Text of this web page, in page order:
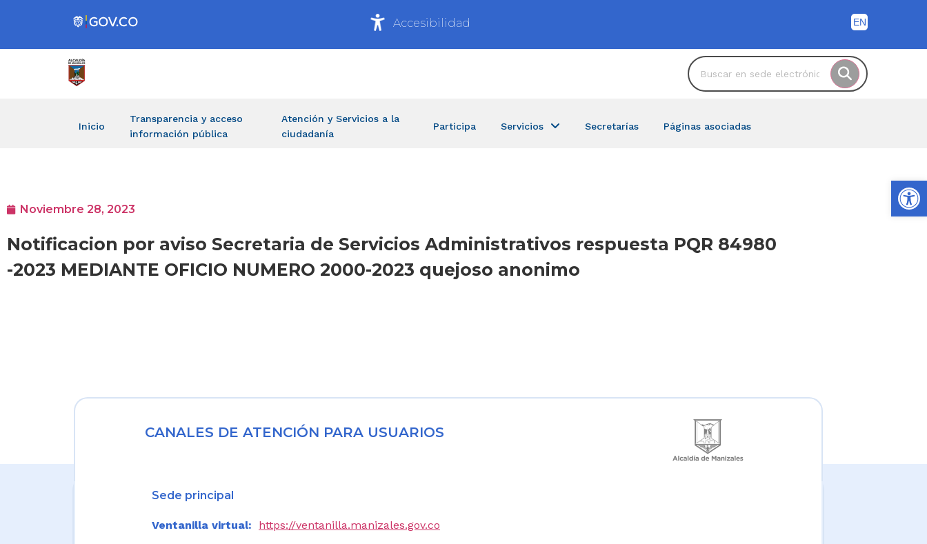
Accesibilidad
Inicio
Transparencia y acceso
información pública
Atención y Servicios a la
ciudadanía
Participa Servicios Secretarías Páginas asociadas
Noviembre 28, 2023
Notificacion por aviso Secretaria de Servicios Administrativos respuesta PQR 84980
-2023 MEDIANTE OFICIO NUMERO 2000-2023 quejoso anonimo
CANALES DE ATENCIÓN PARA USUARIOS
Sede principal
Ventanilla virtual: https://ventanilla.manizales.gov.co